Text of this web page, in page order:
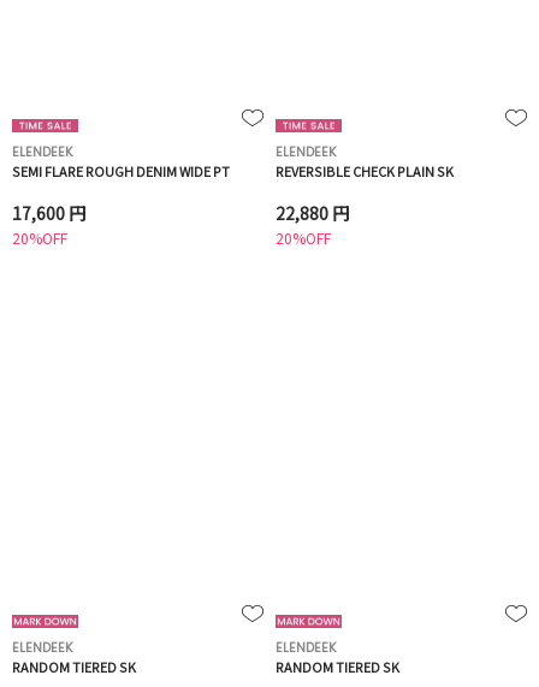
ELENDEEK
SEMI FLARE ROUGH DENIM WIDE PT
17,600 円
20%OFF
ELENDEEK
REVERSIBLE CHECK PLAIN SK
22,880 円
20%OFF
ELENDEEK
RANDOM TIERED SK
ELENDEEK
RANDOM TIERED SK